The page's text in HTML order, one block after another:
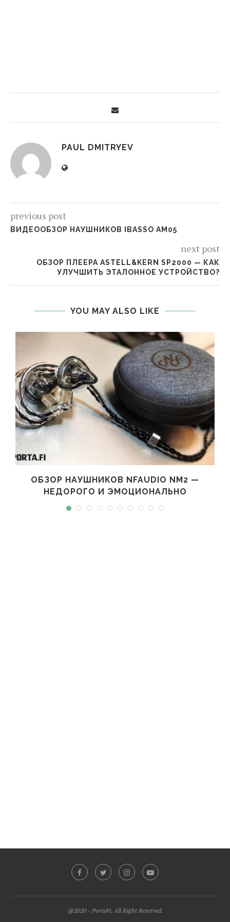
PAUL DMITRYEV
previous post
ВИДЕООБЗОР НАУШНИКОВ IBASSO AM05
next post
ОБЗОР ПЛЕЕРА ASTELL&KERN SP2000 — КАК
УЛУЧШИТЬ ЭТАЛОННОЕ УСТРОЙСТВО?
YOU MAY ALSO LIKE
ОБЗОР НАУШНИКОВ NFAUDIO NM2 —
НЕДОРОГО И ЭМОЦИОНАЛЬНО
@2020 - PortaFi. All Right Reserved.